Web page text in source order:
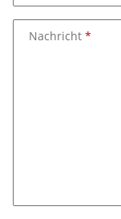
Nachricht